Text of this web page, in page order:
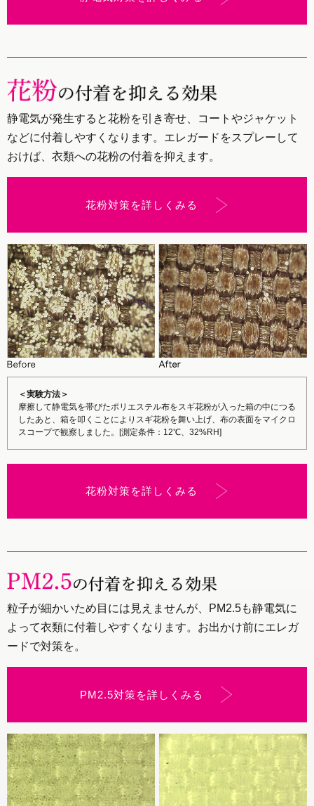
静電気が発生すると花粉を引き寄せ、コートやジャケット
などに付着しやすくなります。エレガードをスプレーして
おけば、衣類への花粉の付着を抑えます。
花粉対策を詳しくみる
＜実験方法＞
摩擦して静電気を帯びたポリエステル布をスギ花粉が入った箱の中につる
したあと、箱を叩くことによりスギ花粉を舞い上げ、布の表面をマイクロ
スコープで観察しました。[測定条件：12℃、32%RH]
花粉対策を詳しくみる
粒子が細かいため目には見えませんが、PM2.5も静電気に
よって衣類に付着しやすくなります。お出かけ前にエレガ
ードで対策を。
PM2.5対策を詳しくみる